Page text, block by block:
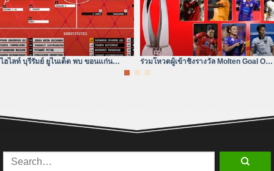
ไฮไลท์ บุรีรัมย์ ยูไนเต็ด พบ ขอนแก่น
ร่วมโหวตผู้เข้าชิงรางวัล Molten Goal Of
The Year 2023/24